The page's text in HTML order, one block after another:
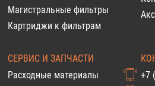
Магистральные фильтры
Картриджи к фильтрам
СЕРВИС И ЗАПЧАСТИ
Расходные материалы
+7